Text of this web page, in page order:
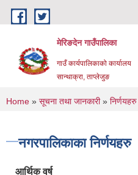
Skip to main content
मेरिङदेन गाउँपालिका
गाउँ कार्यपालिकाको कार्यालय
सान्थाक्रा, ताप्लेजुङ
You are here
Home » सूचना तथा जानकारी» निर्णयहरु
नगरपालिकाका निर्णयहरु
आर्थिक वर्ष